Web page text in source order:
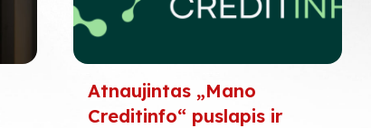
Atnaujintas „Mano
Creditinfo“ puslapis ir